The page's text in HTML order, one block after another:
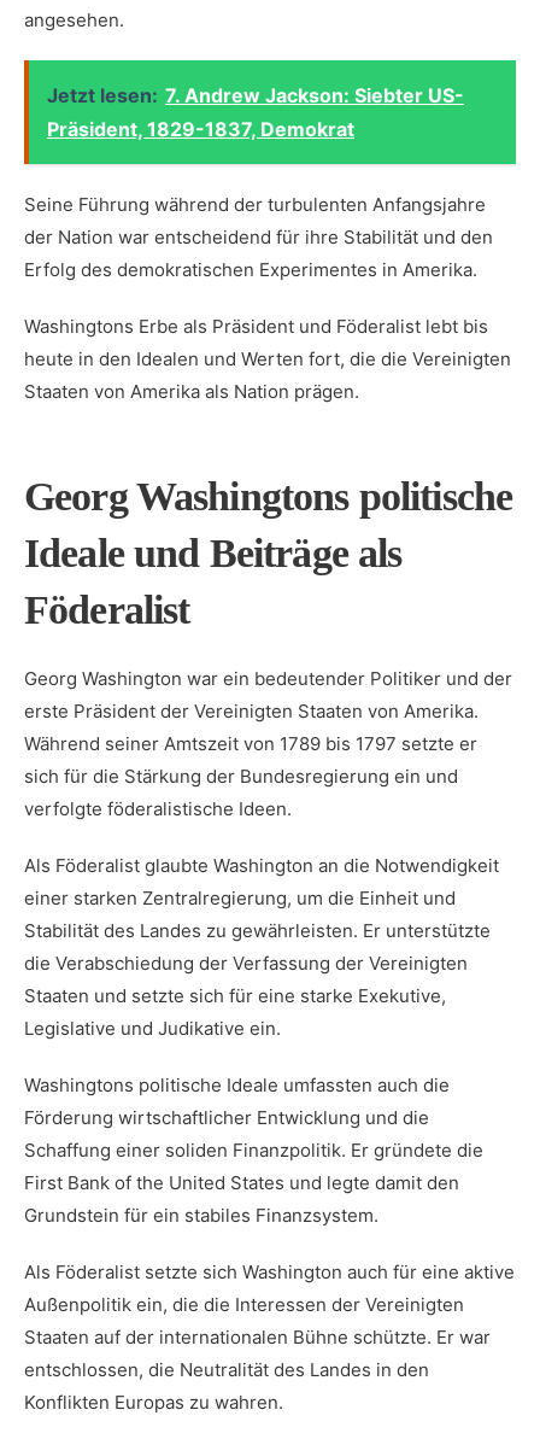
angesehen.
Jetzt lesen: 7. Andrew Jackson: Siebter US-
Präsident, 1829-1837, Demokrat
Seine Führung während ⁤der turbulenten Anfangsjahre
der Nation war⁢ entscheidend für ihre Stabilität und den
Erfolg des demokratischen Experimentes in ⁤Amerika.
Washingtons Erbe als Präsident ‌und ‍Föderalist ⁣lebt bis
heute⁣ in den Idealen und Werten fort,​ die die‌ Vereinigten
Staaten von Amerika ‍als ‌Nation⁤ prägen.
Georg Washingtons politische
Ideale ‌und ‌Beiträge als‍
Föderalist
Georg Washington war ein ‍bedeutender Politiker​ und der
erste ⁤Präsident der ​Vereinigten Staaten von Amerika.⁤
Während seiner Amtszeit ⁣von⁤ 1789‌ bis ⁣1797 setzte ​er
sich ​für ⁤die‌ Stärkung der Bundesregierung ein und
verfolgte föderalistische Ideen.
Als Föderalist glaubte Washington ⁢an die Notwendigkeit
einer ⁣starken ​Zentralregierung, um ⁢die Einheit und
Stabilität des Landes zu​ gewährleisten. Er unterstützte
die‍ Verabschiedung der Verfassung ⁤der Vereinigten
Staaten und setzte sich‍ für eine starke Exekutive,
Legislative und Judikative ⁤ein.
Washingtons⁢ politische‍ Ideale umfassten auch die
Förderung⁣ wirtschaftlicher⁢ Entwicklung und⁣ die
Schaffung einer soliden Finanzpolitik. Er gründete die
First Bank of the United States⁢ und legte damit den
Grundstein für ein stabiles ⁤Finanzsystem.
Als Föderalist setzte sich Washington auch für⁣ eine aktive
Außenpolitik ein, die die ⁣Interessen der ⁣Vereinigten
Staaten⁣ auf der internationalen Bühne⁢ schützte. Er ​war
entschlossen, die Neutralität des Landes in den
Konflikten ⁢Europas zu wahren.